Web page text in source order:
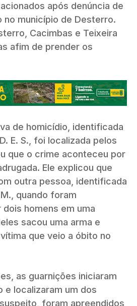
após denúncia de
no município de Desterro.
Cacimbas e Teixeira
afim de prender os
de homicídio, identificada
E. S., foi localizada pelos
que o crime aconteceu por
Ele explicou que
outra pessoa, identificada
quando foram
homens em uma
sacou uma arma e
que veio a óbito no
as guarnições iniciaram
e localizaram um dos
foram apreendidos